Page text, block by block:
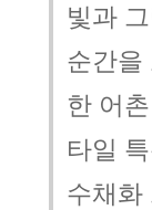
빛과
순간을
한 어
타일
수채화